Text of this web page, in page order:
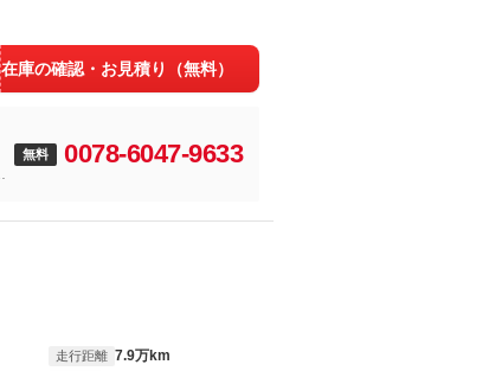
在庫の確認・お見積り（無料）
無料 0078-6047-9633
走行距離 7.9万km